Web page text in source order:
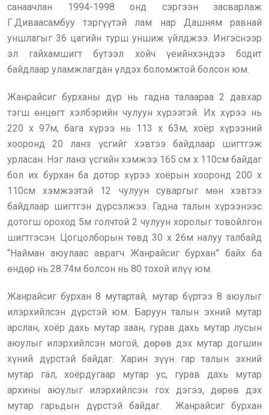
санаачлан 1994-1998 онд сэргээн засварлаж
Г.Диваасамбуу тэргүүтэй лам нар Дашням равнай
уншлагыг 36 цагийн турш уншиж үйлджээ. Ингэснээр
эл гайхамшигт бүтээл хойч үеийнхэндээ бодит
байдлаар уламжлагдан үлдэх боломжтой болсон юм.
Жанрайсиг бурханы дүр нь гадна талаараа 2 давхар
тэгш өнцөгт хэлбэрийн чулуун хүрээтэй. Их хүрээ нь
220 х 97м, бага хүрээ нь 113 х 63м, хоёр хүрээний
хооронд 20 ланз үсгийг хэвтээ байдлаар шигтгэж
урласан. Нэг ланз үсгийн хэмжээ 165 см х 110см байдаг
бол их бурхан ба дотор хүрээ хоёрын хооронд 200 х
110см хэмжээтэй 12 чулуун суваргыг мөн хэвтээ
байдлаар шигтгэн дүрсэлжээ. Гадна талын хүрээнээс
дотогш ороход 5м голчтой 2 чулуун хоролыг товойлгон
шигтгэсэн. Цогцолборын төвд 30 х 26м налуу талбайд
“Найман аюулаас аврагч Жанрайсиг бурхан” байх ба
өндөр нь 28.74м болсон нь 80 тохой илүү юм.
Жанрайсиг бурхан 8 мутартай, мутар бүртээ 8 аюулыг
илэрхийлсэн дүрстэй юм. Баруун талын эхний мутар
арслан, хоёр дахь мутар заан, гурав дахь мутар лусын
аюулыг илэрхийлсэн могой, дөрөв дэх мутар догшин
хүний дүрстэй байдаг. Харин зүүн гар талын эхний
мутар гал, хоёрдугаар мутар ус, гурав дахь мутар
архины аюулыг илэрхийлсэн гох дэгээ, дөрөв дэх
мутар гарьдын дүрстэй байдаг. Жанрайсиг бурхан